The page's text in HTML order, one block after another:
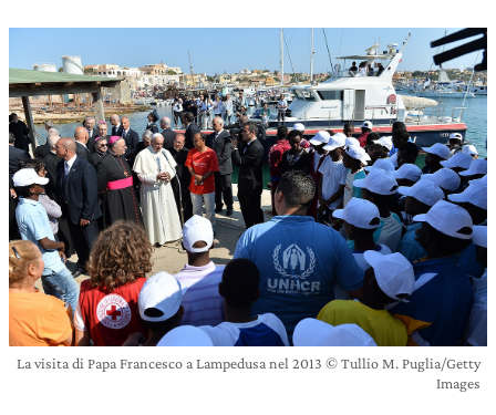
La visita di Papa Francesco a Lampedusa nel 2013 © Tullio M. Puglia/Getty
Images